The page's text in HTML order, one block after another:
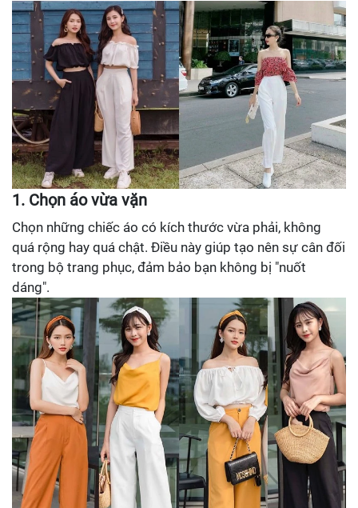
1. Chọn áo vừa vặn
Chọn những chiếc áo có kích thước vừa phải, không
quá rộng hay quá chật. Điều này giúp tạo nên sự cân đối
trong bộ trang phục, đảm bảo bạn không bị "nuốt
dáng".